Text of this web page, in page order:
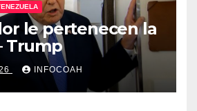
le pertenecen la
Trump
INFOCOAH